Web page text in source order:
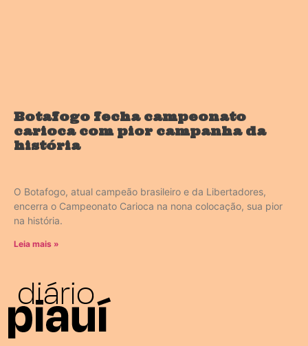
Botafogo fecha campeonato
carioca com pior campanha da
história
O Botafogo, atual campeão brasileiro e da Libertadores,
encerra o Campeonato Carioca na nona colocação, sua pior
na história.
Leia mais »